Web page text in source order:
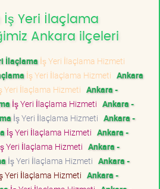
Yeri İlaçlama
Ankara ilçeleri
İlaçlama İş Yeri İlaçlama Hizmeti
İş Yeri İlaçlama Hizmeti Ankara
Yeri İlaçlama Hizmeti Ankara -
İş Yeri İlaçlama Hizmeti Ankara -
İş Yeri İlaçlama Hizmeti Ankara -
İş Yeri İlaçlama Hizmeti Ankara -
Yeri İlaçlama Hizmeti Ankara -
İş Yeri İlaçlama Hizmeti Ankara -
Yeri İlaçlama Hizmeti Ankara -